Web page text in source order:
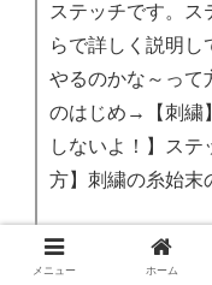
ステッチです。ス
らで詳しく説明し
やるのかな～って
のはじめ→【刺繍
しないよ！】ス
方】刺繍の糸始末
【初心者】バック
メニュー ホーム